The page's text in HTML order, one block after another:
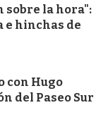
sobre la hora":
e hinchas de
con Hugo
del Paseo Sur